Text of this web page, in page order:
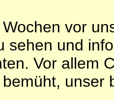
vor
sehen und
Vor allem
unser